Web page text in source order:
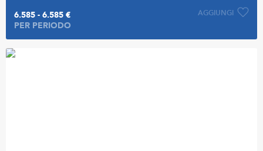
AGGIUNGI
6.585 - 6.585 €
PER PERIODO